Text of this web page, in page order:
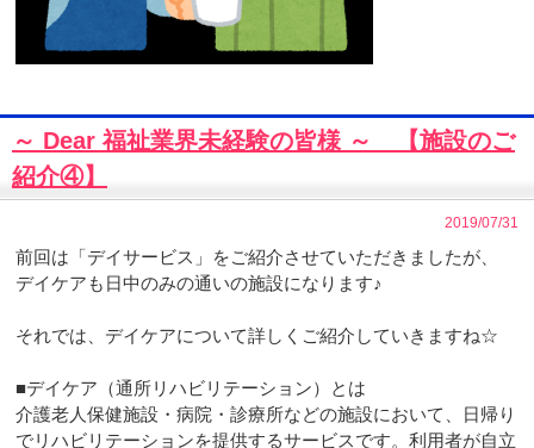
～ Dear 福祉業界未経験の皆様 ～ 【施設のご
紹介④】
2019/07/31
前回は「デイサービス」をご紹介させていただきましたが、
デイケアも日中のみの通いの施設になります♪
それでは、デイケアについて詳しくご紹介していきますね☆
■デイケア（通所リハビリテーション）とは
介護老人保健施設・病院・診療所などの施設において、日帰り
でリハビリテーションを提供するサービスです。利用者が自立